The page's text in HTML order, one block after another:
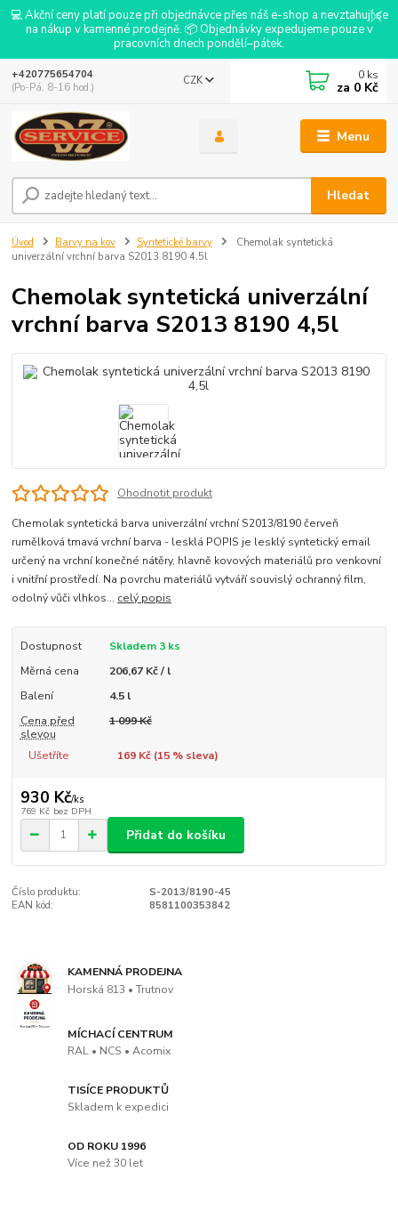
💻 Akční ceny platí pouze při objednávce přes náš e-shop a nevztahují se
na nákup v kamenné prodejně. 📦 Objednávky expedujeme pouze v
pracovních dnech pondělí–pátek.
Menu
CZK
Hledat
+420775654704
(Po-Pá, 8-16 hod.)
0 ks
za 0 Kč
Úvod Barvy na kov Syntetické barvy
Chemolak syntetická
univerzální vrchní barva S2013 8190 4,5l
Chemolak syntetická univerzální
vrchní barva S2013 8190 4,5l
Ohodnotit produkt
Chemolak syntetická barva univerzální vrchní S2013/8190 červeň
rumělková tmavá vrchní barva - lesklá POPIS je lesklý syntetický email
určený na vrchní konečné nátěry, hlavně kovových materiálů pro venkovní
i vnitřní prostředí. Na povrchu materiálů vytváří souvislý ochranný film,
odolný vůči vlhkos... celý popis
Dostupnost
Skladem 3 ks
Měrná cena
206,67 Kč / l
Balení
4.5 l
Cena před
slevou
1 099 Kč
Ušetříte 169 Kč (15% sleva)
930 Kč/ks
769 Kč bez DPH
Přidat do košíku
Číslo produktu:
S-2013/8190-45
EAN kód:
8581100353842
KAMENNÁ PRODEJNA
Horská 813 • Trutnov
MÍCHACÍ CENTRUM
RAL • NCS • Acomix
TISÍCE PRODUKTŮ
Skladem k expedici
OD ROKU 1996
Více než 30 let